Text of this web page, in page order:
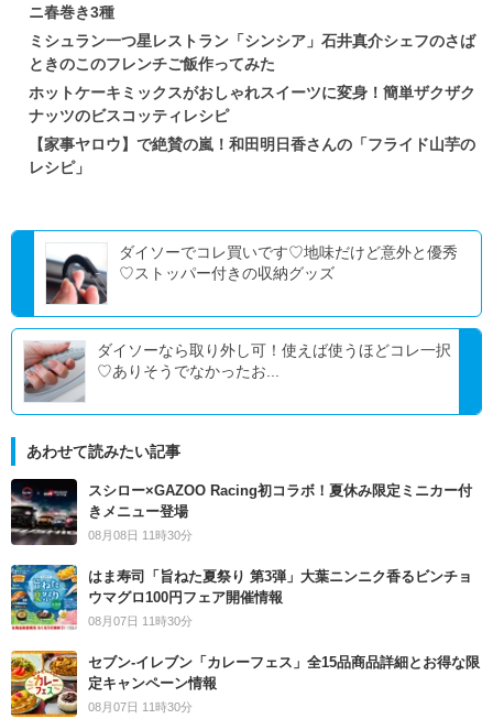
ニ春巻き3種
ミシュラン一つ星レストラン「シンシア」石井真介シェフのさば
ときのこのフレンチご飯作ってみた
ホットケーキミックスがおしゃれスイーツに変身！簡単ザクザク
ナッツのビスコッティレシピ
【家事ヤロウ】で絶賛の嵐！和田明日香さんの「フライド山芋の
レシピ」
ダイソーでコレ買いです♡地味だけど意外と優秀
♡ストッパー付きの収納グッズ
ダイソーなら取り外し可！使えば使うほどコレ一択
♡ありそうでなかったお...
あわせて読みたい記事
スシロー×GAZOO Racing初コラボ！夏休み限定ミニカー付
きメニュー登場
08月08日 11時30分
はま寿司「旨ねた夏祭り 第3弾」大葉ニンニク香るビンチョ
ウマグロ100円フェア開催情報
08月07日 11時30分
セブン‐イレブン「カレーフェス」全15品商品詳細とお得な限
定キャンペーン情報
08月07日 11時30分